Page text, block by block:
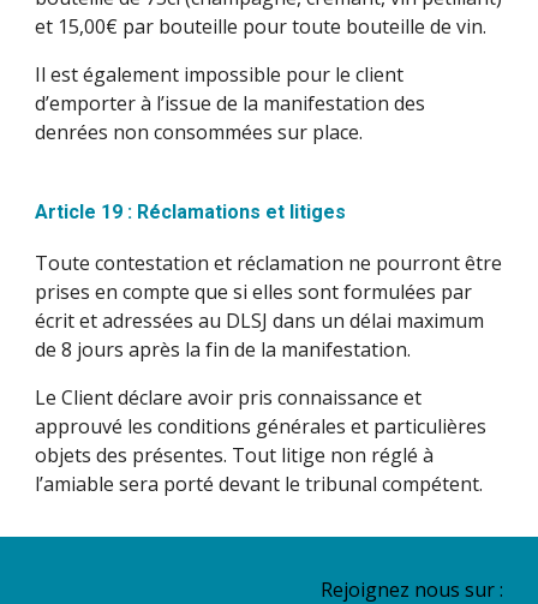
et 15,00€ par bouteille pour toute bouteille de vin.
Il est également impossible pour le client
d’emporter à l’issue de la manifestation des
denrées non consommées sur place.
Article 19 : Réclamations et litiges
Toute contestation et réclamation ne pourront être
prises en compte que si elles sont formulées par
écrit et adressées au DLSJ dans un délai maximum
de 8 jours après la fin de la manifestation.
Le Client déclare avoir pris connaissance et
approuvé les conditions générales et particulières
objets des présentes. Tout litige non réglé à
l’amiable sera porté devant le tribunal compétent.
Rejoignez nous sur :